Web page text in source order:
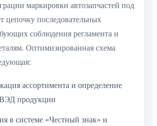
маркировки автозапчастей под
цепочку последовательных
соблюдения регламента и
Оптимизированная схема
ассортимента и определение
продукции
в системе «Честный знак» и